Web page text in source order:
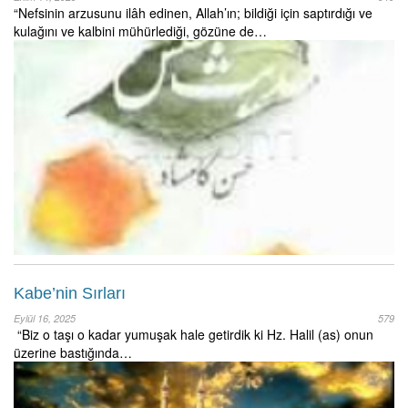
“Nefsinin arzusunu ilâh edinen, Allah’ın; bildiği için saptırdığı ve
kulağını ve kalbini mühürlediği, gözüne de…
Kabe’nin Sırları
Eylül 16, 2025 579
“Biz o taşı o kadar yumuşak hale getirdik ki Hz. Halil (as) onun
üzerine bastığında…